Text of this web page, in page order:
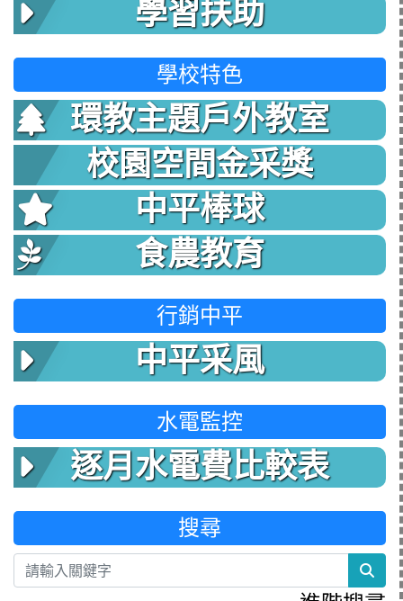
學習扶助
學校特色
環教主題戶外教室
校園空間金采獎
中平棒球
食農教育
行銷中平
中平采風
水電監控
逐月水電費比較表
搜尋